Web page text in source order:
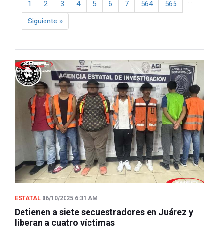
1 2 3 4 5 6 7 564
565
Siguiente »Next
ESTATAL 06/10/2025 6:31 AM
Detienen a siete secuestradores en Juárez y
liberan a cuatro víctimas